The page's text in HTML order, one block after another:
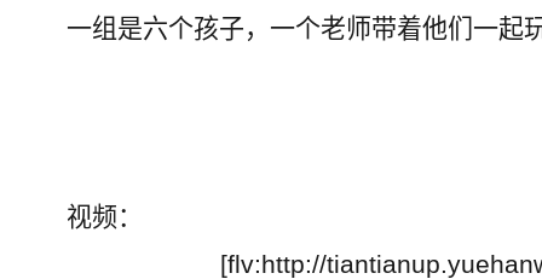
一组是六个孩子，一个老师带着他们一起
视频：
[flv:http://